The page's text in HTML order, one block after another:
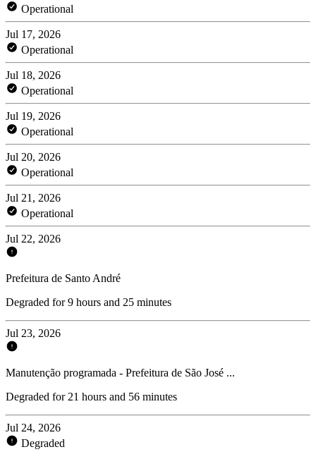
Operational
Jul 17, 2026
Operational
Jul 18, 2026
Operational
Jul 19, 2026
Operational
Jul 20, 2026
Operational
Jul 21, 2026
Operational
Jul 22, 2026
Prefeitura de Santo André
Degraded for 9 hours and 25 minutes
Jul 23, 2026
Manutenção programada - Prefeitura de São José ...
Degraded for 21 hours and 56 minutes
Jul 24, 2026
Degraded